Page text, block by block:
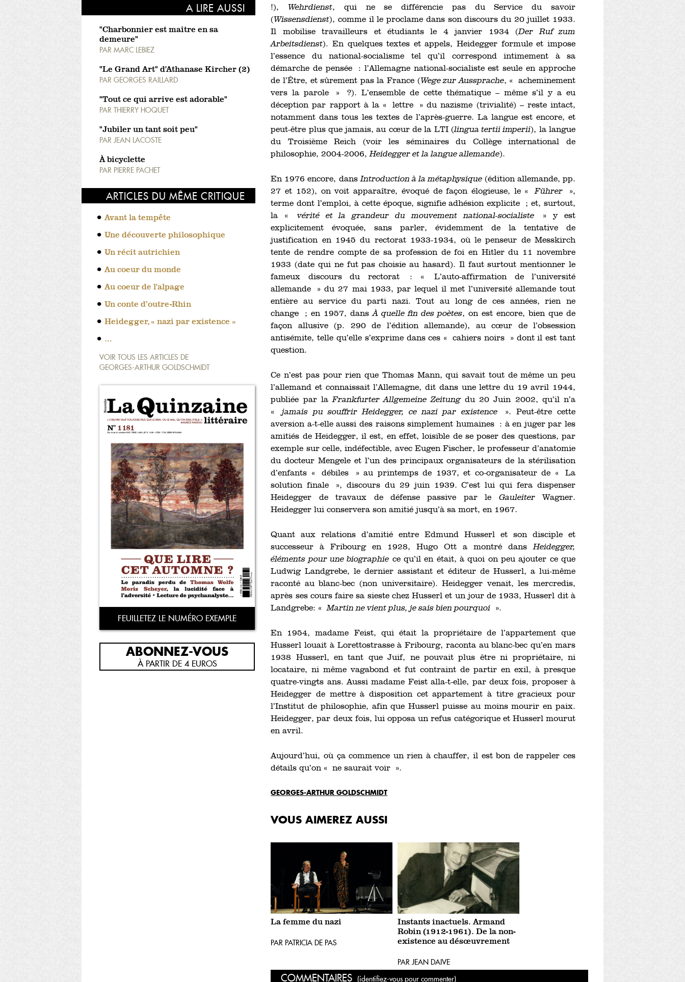
A LIRE AUSSI
"Charbonnier est maître en sa
demeure"
PAR MARC LEBIEZ
"Le Grand Art" d'Athanase Kircher (2)
PAR GEORGES RAILLARD
"Tout ce qui arrive est adorable"
PAR THIERRY HOQUET
"Jubiler un tant soit peu"
PAR JEAN LACOSTE
À bicyclette
PAR PIERRE PACHET
ARTICLES DU MÊME CRITIQUE
Avant la tempête
Une découverte philosophique
Un récit autrichien
Au coeur du monde
Au coeur de l'alpage
Un conte d’outre-Rhin
Heidegger, « nazi par existence »
…
VOIR TOUS LES ARTICLES DE
GEORGES-ARTHUR GOLDSCHMIDT
FEUILLETEZ LE NUMÉRO EXEMPLE
ABONNEZ-VOUS
À PARTIR DE 4 EUROS
!), Wehrdienst, qui ne se différencie pas du Service du savoir
(Wissensdienst), comme il le proclame dans son discours du 20 juillet 1933.
Il mobilise travailleurs et étudiants le 4 janvier 1934 (Der Ruf zum
Arbeitsdienst). En quelques textes et appels, Heidegger formule et impose
l’essence du national-socialisme tel qu’il correspond intimement à sa
démarche de pensée : l’Allemagne national-socialiste est seule en approche
de l’Être, et sûrement pas la France (Wege zur Aussprache, « acheminement
vers la parole » ?). L’ensemble de cette thématique – même s’il y a eu
déception par rapport à la « lettre » du nazisme (trivialité) – reste intact,
notamment dans tous les textes de l’après-guerre. La langue est encore, et
peut-être plus que jamais, au cœur de la LTI (lingua tertii imperii), la langue
du Troisième Reich (voir les séminaires du Collège international de
philosophie, 2004-2006,Heidegger et la langue allemande).
En 1976 encore, dansIntroduction à la métaphysique(édition allemande, pp.
27 et 152), on voit apparaître, évoqué de façon élogieuse, le «Führer »,
terme dont l’emploi, à cette époque, signifie adhésion explicite ; et, surtout,
la « vérité et la grandeur du mouvement national-socialiste» y est
explicitement évoquée, sans parler, évidemment de la tentative de
justification en 1945 du rectorat 1933-1934, où le penseur de Messkirch
tente de rendre compte de sa profession de foi en Hitler du 11 novembre
1933 (date qui ne fut pas choisie au hasard). Il faut surtout mentionner le
fameux discours du rectorat : « L’auto-affirmation de l’université
allemande » du 27 mai 1933, par lequel il met l’université allemande tout
entière au service du parti nazi. Tout au long de ces années, rien ne
change ; en 1957, dansÀ quelle fin des poètes, on est encore, bien que de
façon allusive (p. 290 de l’édition allemande), au cœur de l’obsession
antisémite, telle qu’elle s’exprime dans ces « cahiers noirs » dont il est tant
question.
Ce n’est pas pour rien que Thomas Mann, qui savait tout de même un peu
l’allemand et connaissait l’Allemagne, dit dans une lettre du 19 avril 1944,
publiée par laFrankfurter Allgemeine Zeitungdu 20 Juin 2002, qu’il n’a
« jamais pu souffrir Heidegger, ce nazi par existence». Peut-être cette
aversion a-t-elle aussi des raisons simplement humaines : à en juger par les
amitiés de Heidegger, il est, en effet, loisible de se poser des questions, par
exemple sur celle, indéfectible, avec Eugen Fischer, le professeur d’anatomie
du docteur Mengele et l’un des principaux organisateurs de la stérilisation
d’enfants « débiles » au printemps de 1937, et co-organisateur de « La
solution finale », discours du 29 juin 1939. C’est lui qui fera dispenser
Heidegger de travaux de défense passive par le GauleiterWagner.
Heidegger lui conservera son amitié jusqu’à sa mort, en 1967.
Quant aux relations d’amitié entre Edmund Husserl et son disciple et
successeur à Fribourg en 1928, Hugo Ott a montré dansHeidegger,
éléments pour une biographie ce qu’il en était, à quoi on peu ajouter ce que
Ludwig Landgrebe, le dernier assistant et éditeur de Husserl, a lui-même
raconté au blanc-bec (non universitaire). Heidegger venait, les mercredis,
après ses cours faire sa sieste chez Husserl et un jour de 1933, Husserl dit à
Landgrebe: «Martin ne vient plus, je sais bien pourquoi ».
En 1954, madame Feist, qui était la propriétaire de l’appartement que
Husserl louait à Lorettostrasse à Fribourg, raconta au blanc-bec qu’en mars
1938 Husserl, en tant que Juif, ne pouvait plus être ni propriétaire, ni
locataire, ni même vagabond et fut contraint de partir en exil, à presque
quatre-vingts ans. Aussi madame Feist alla-t-elle, par deux fois, proposer à
Heidegger de mettre à disposition cet appartement à titre gracieux pour
l’Institut de philosophie, afin que Husserl puisse au moins mourir en paix.
Heidegger, par deux fois, lui opposa un refus catégorique et Husserl mourut
en avril.
Aujourd’hui, où ça commence un rien à chauffer, il est bon de rappeler ces
détails qu’on « ne saurait voir ».
GEORGES-ARTHUR GOLDSCHMIDT
VOUS AIMEREZ AUSSI
La femme du nazi
PAR PATRICIA DE PAS
Instants inactuels. Armand
Robin (1912-1961). De la non-
existence au désœuvrement
PAR JEAN DAIVE
COMMENTAIRES(identifiez-vous pour commenter)